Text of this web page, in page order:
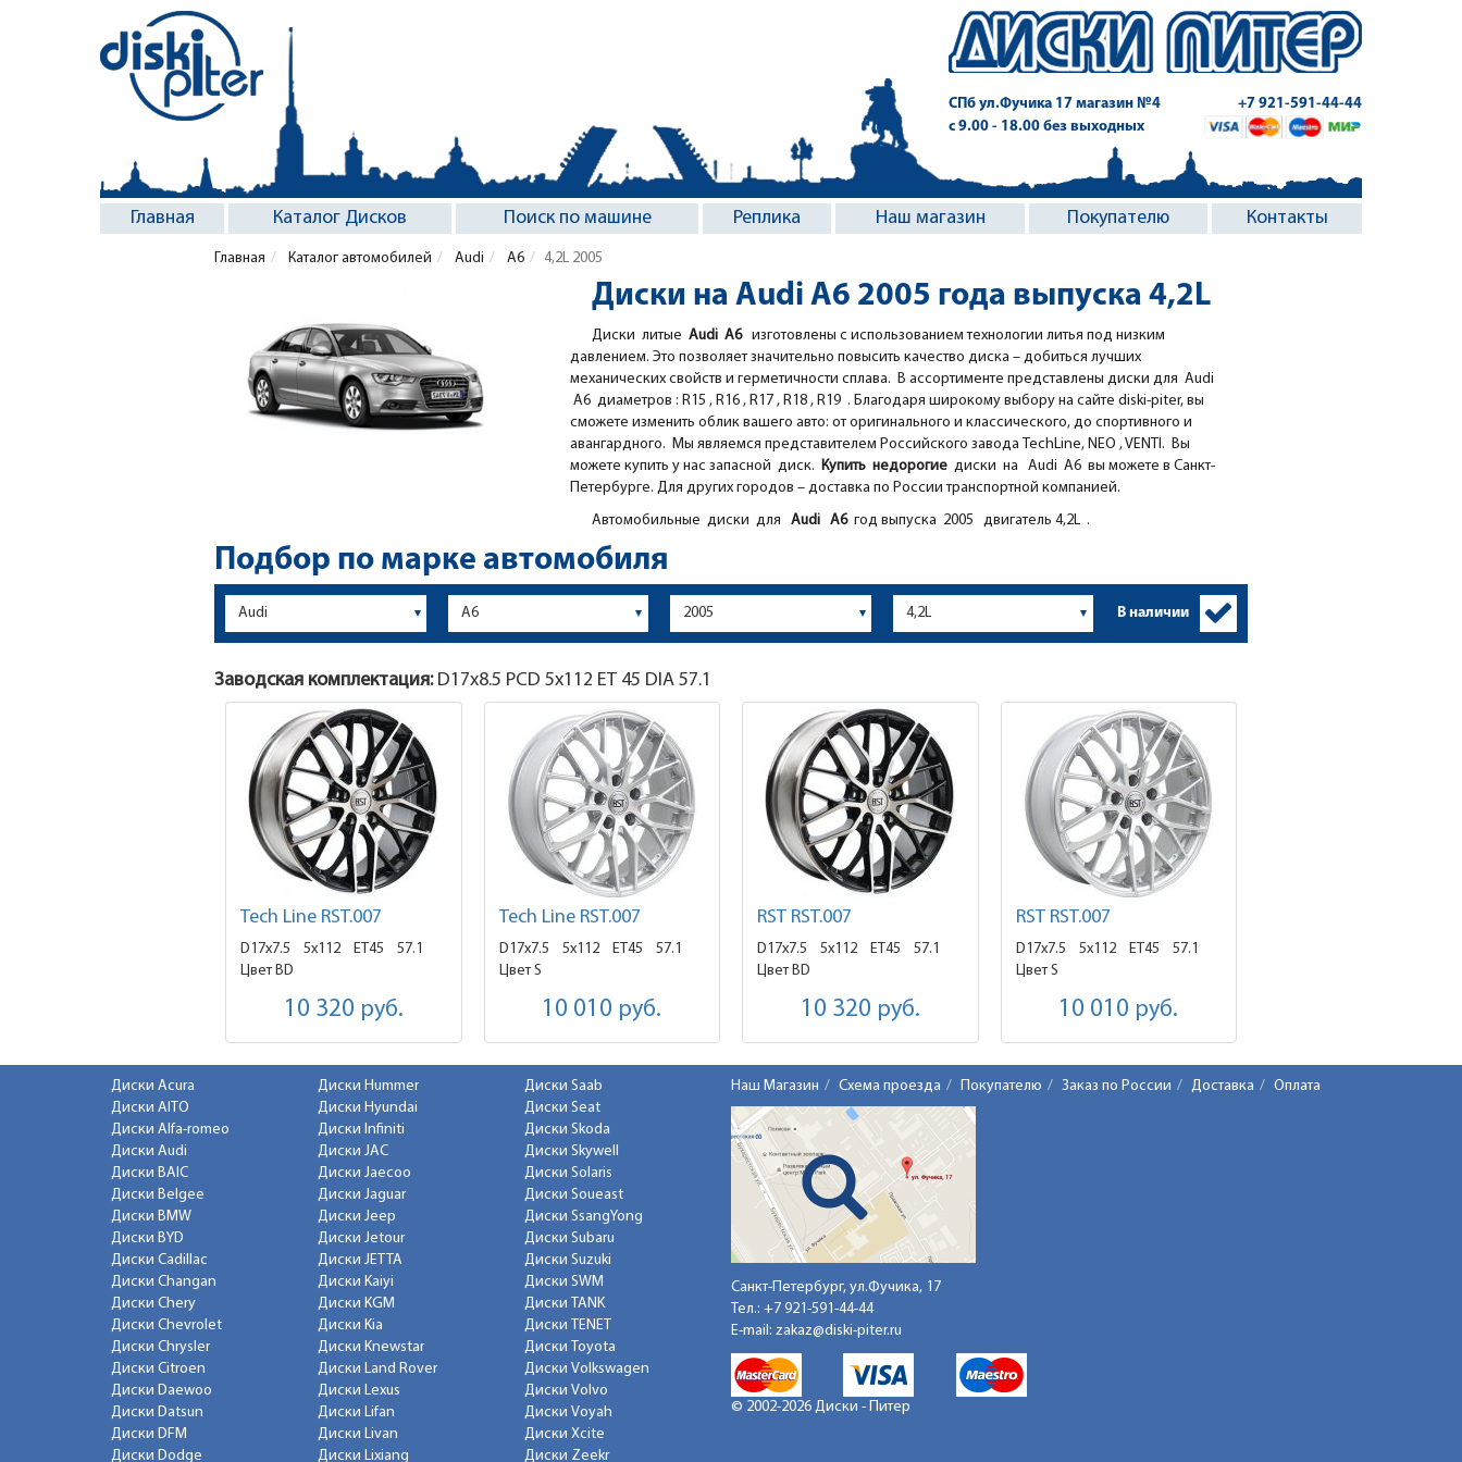
СПб ул.Фучика 17магазин №4
+7 921-591-44-44
с 9.00 - 18.00 без выходных
Главная Каталог Дисков Поиск по машине Реплика Наш магазин Покупателю Контакты
Главная Каталог автомобилей Audi A6 4,2L 2005
Диски на Audi A6 2005 года выпуска 4,2L
Диски литые Audi A6 изготовлены с использованием технологии литья под низким
давлением. Это позволяет значительно повысить качество диска – добиться лучших
механических свойств и герметичности сплава. В ассортименте представлены диски для Audi
A6 диаметров : R15 , R16 , R17 , R18 , R19 . Благодаря широкому выбору на сайте diski-piter, вы
сможете изменить облик вашего авто: от оригинального и классического, до спортивного и
авангардного. Мы являемся представителем Российского завода TechLine, NEO , VENTI. Вы
можете купить у нас запасной диск. Купить недорогие диски на Audi A6 вы можете в Санкт-
Петербурге. Для других городов – доставка по России транспортной компанией.
Автомобильные диски для
Audi A6год выпуска 2005 двигатель 4,2L .
Подбор по марке автомобиля
В наличии
Заводская комплектация: D17x8.5 PCD 5x112 ET 45 DIA 57.1
Tech Line RST.007
D17x7.5 5x112 ET45
57.1
Цвет BD
10 320 руб.
Tech Line RST.007
D17x7.5 5x112 ET45
57.1
Цвет S
10 010 руб.
RST RST.007
D17x7.5 5x112 ET45
57.1
Цвет BD
10 320 руб.
RST RST.007
D17x7.5 5x112 ET45
57.1
Цвет S
10 010 руб.
Диски Acura
Диски AITO
Диски Alfa-romeo
Диски Audi
Диски BAIC
Диски Belgee
Диски BMW
Диски BYD
Диски Cadillac
Диски Changan
Диски Chery
Диски Chevrolet
Диски Chrysler
Диски Citroen
Диски Daewoo
Диски Datsun
Диски DFM
Диски Dodge
Диски Hummer
Диски Hyundai
Диски Infiniti
Диски JAC
Диски Jaecoo
Диски Jaguar
Диски Jeep
Диски Jetour
Диски JETTA
Диски Kaiyi
Диски KGM
Диски Kia
Диски Knewstar
Диски Land Rover
Диски Lexus
Диски Lifan
Диски Livan
Диски Lixiang
Диски Saab
Диски Seat
Диски Skoda
Диски Skywell
Диски Solaris
Диски Soueast
Диски SsangYong
Диски Subaru
Диски Suzuki
Диски SWM
Диски TANK
Диски TENET
Диски Toyota
Диски Volkswagen
Диски Volvo
Диски Voyah
Диски Xcite
Диски Zeekr
Наш Магазин Схема проезда Покупателю Заказ по России Доставка Оплата
Санкт-Петербург, ул.Фучика, 17
Тел.: +7 921-591-44-44
E-mail: zakaz@diski-piter.ru
© 2002-2026 Диски - Питер